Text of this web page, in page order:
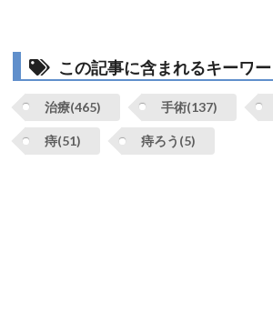
この記事に含まれるキーワ
治療(465) 手術(137)
痔(51) 痔ろう(5)